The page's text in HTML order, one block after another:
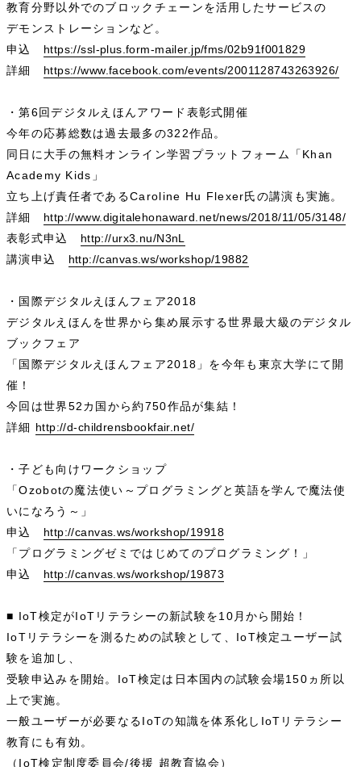
教育分野以外でのブロックチェーンを活用したサービスの
デモンストレーションなど。
申込 https://ssl-plus.form-mailer.jp/fms/02b91f001829
詳細 https://www.facebook.com/events/2001128743263926/
・第6回デジタルえほんアワード表彰式開催
今年の応募総数は過去最多の322作品。
同日に大手の無料オンライン学習プラットフォーム「Khan
Academy Kids」
立ち上げ責任者であるCaroline Hu Flexer氏の講演も実施。
詳細 http://www.digitalehonaward.net/news/2018/11/05/3148/
表彰式申込 http://urx3.nu/N3nL
講演申込 http://canvas.ws/workshop/19882
・国際デジタルえほんフェア2018
デジタルえほんを世界から集め展示する世界最大級のデジタル
ブックフェア
「国際デジタルえほんフェア2018」を今年も東京大学にて開
催！
今回は世界52カ国から約750作品が集結！
詳細 http://d-childrensbookfair.net/
・子ども向けワークショップ
「Ozobotの魔法使い～プログラミングと英語を学んで魔法使
いになろう～」
申込 http://canvas.ws/workshop/19918
「プログラミングゼミではじめてのプログラミング！」
申込 http://canvas.ws/workshop/19873
■ IoT検定がIoTリテラシーの新試験を10月から開始！
IoTリテラシーを測るための試験として、IoT検定ユーザー試
験を追加し、
受験申込みを開始。IoT検定は日本国内の試験会場150ヵ所以
上で実施。
一般ユーザーが必要なるIoTの知識を体系化しIoTリテラシー
教育にも有効。
（IoT検定制度委員会/後援 超教育協会）